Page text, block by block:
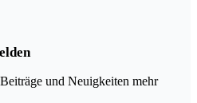
und Neuigkeiten mehr